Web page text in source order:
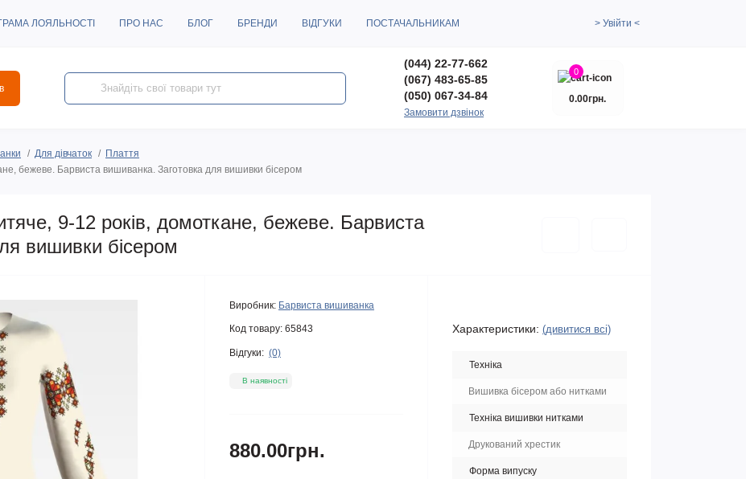
ЛОЯЛЬНОСТІ ПРО НАС БЛОГ БРЕНДИ ВІДГУКИ ПОСТАЧАЛЬНИКАМ > Увійти <
(044) 22-77-662
(067) 483-65-85
(050) 067-34-84
Замовити дзвінок
0
0.00грн.
Для дівчаток
Плаття
бежеве. Барвиста вишиванка. Заготовка для вишивки бісером
9-12 років, домоткане, бежеве. Барвиста
вишивки бісером
Виробник: Барвиста вишиванка
Код товару: 65843
Відгуки: (0)
В наявності
880.00грн.
Характеристики: (дивитися всі)
Техніка
Вишивка бісером або нитками
Техніка вишивки нитками
Друкований хрестик
Форма випуску